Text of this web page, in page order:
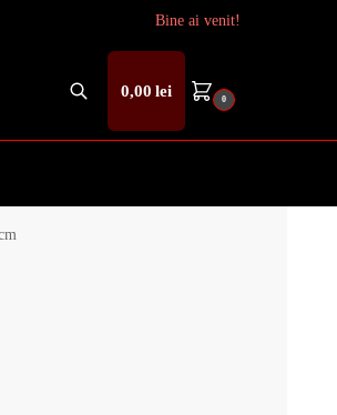
Bine ai venit!
0,00lei 0